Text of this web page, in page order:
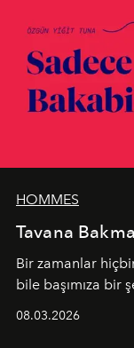
HOMMES
Tavana
Bir zamanlar
bile başımıza bir
08.03.2026